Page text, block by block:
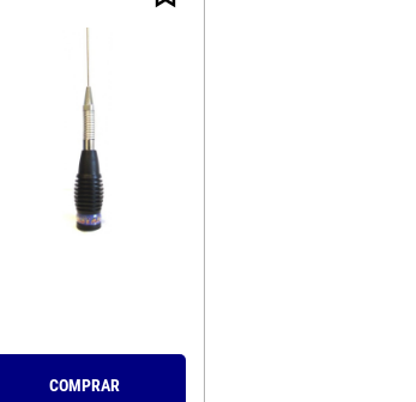
COMPRAR